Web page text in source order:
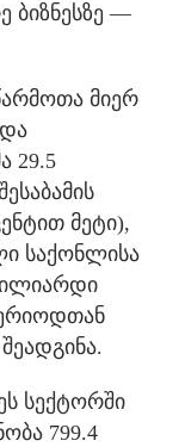
ბიზნესზე —
მიერ
29.5
მეტი),
საქონლისა
სექტორში
799.4